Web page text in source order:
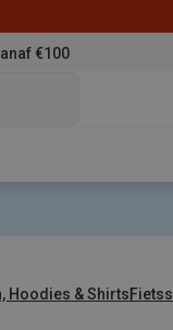
€100
Hoodies & Shirts